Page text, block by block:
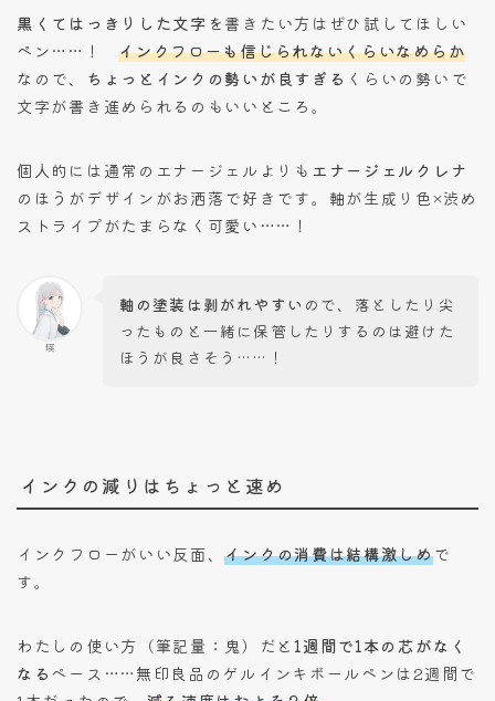
黒くてはっきりした文字 を書きたい方はぜひ試してほしい
ペン……！インクフローも信じられないくらいなめらか
なので、
ちょっとインクの勢いが良すぎる くらいの勢いで
文字が書き進められるのもいいところ。
個人的には通常のエナージェルよりも エナージェルクレナ
のほうがデザインがお洒落で好きです。軸が生成り色×渋め
ストライプがたまらなく可愛い……！
瑛
軸の塗装は剥がれやすい ので、落としたり尖
ったものと一緒に保管したりするのは避けた
ほうが良さそう……！
インクの減りはちょっと速め
インクフローがいい反面、インクの消費は結構激しめで
す。
わたしの使い方（筆記量：鬼）だと1週間で1本の芯がなく
なる ペース……無印良品のゲルインキボールペンは2週間で